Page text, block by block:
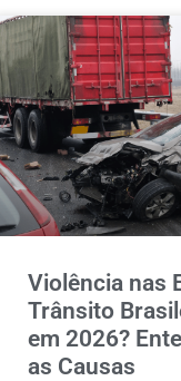
Violência nas
Trânsito
em 2026?
as Causas